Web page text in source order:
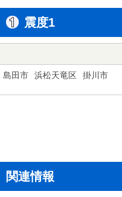
震度1
島田市 浜松天竜区 掛川市
関連情報